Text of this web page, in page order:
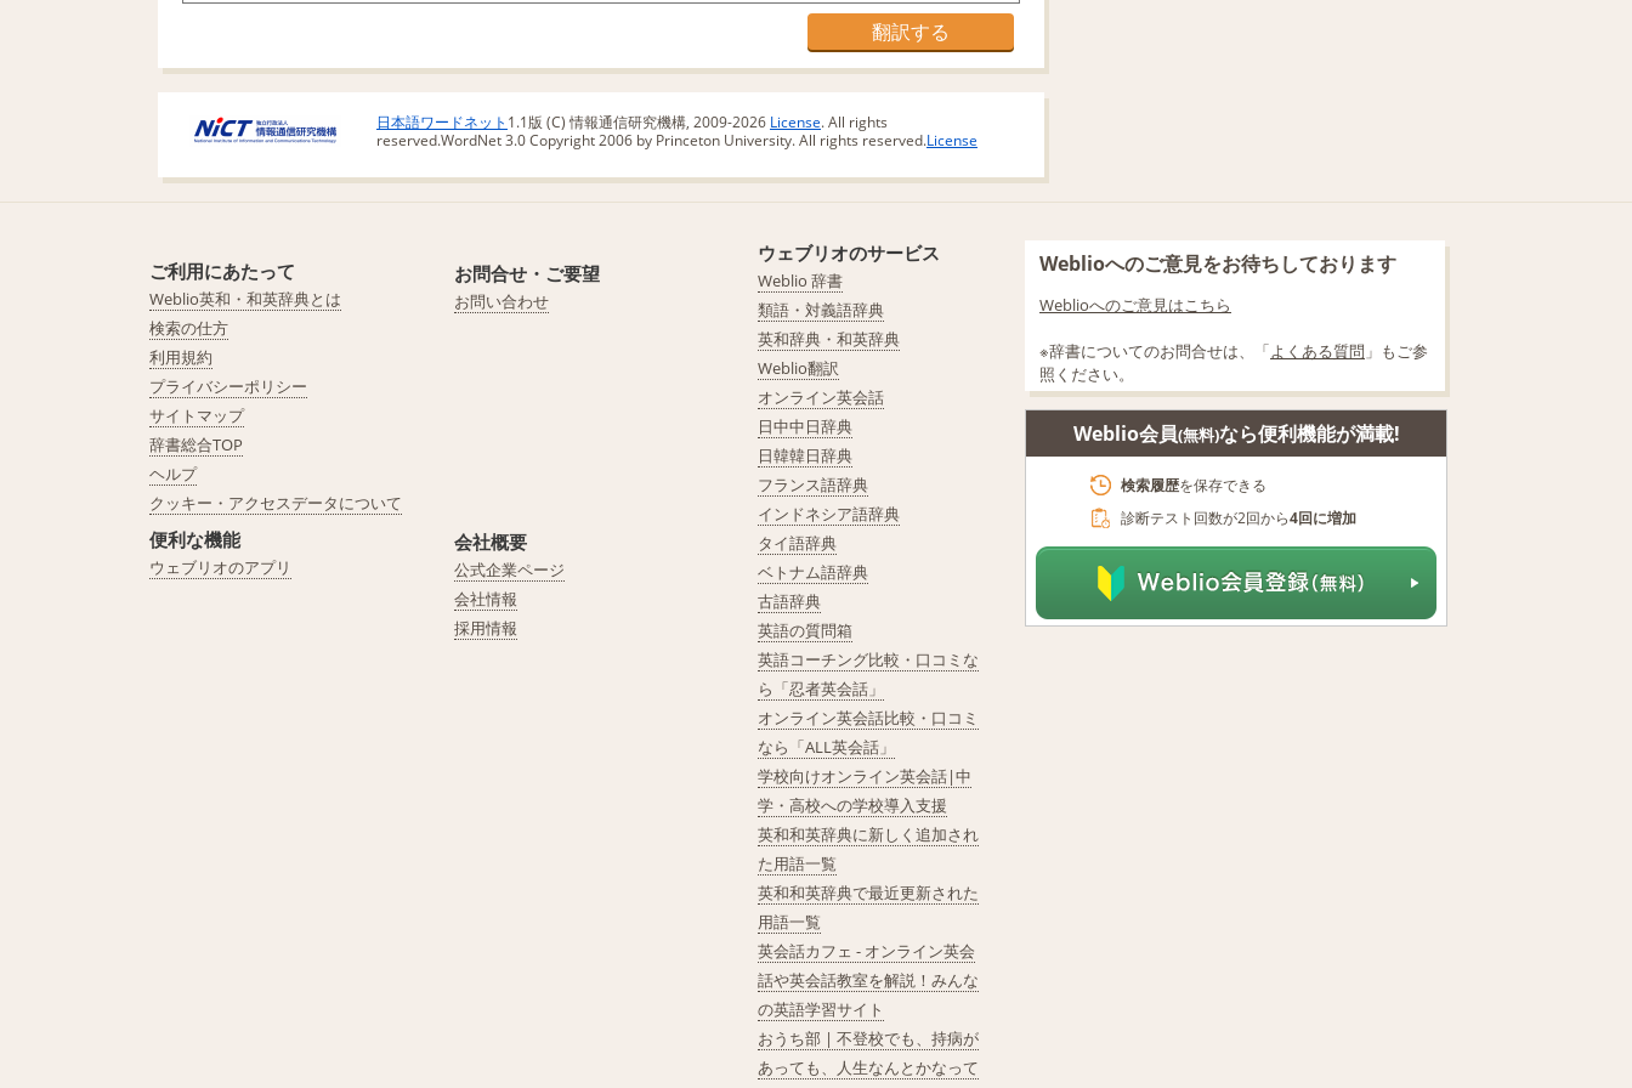
日本語ワードネット 1.1版 (C) 情報通信研究機構, 2009-2026 License. All rights
reserved.WordNet 3.0 Copyright 2006 by Princeton University. All rights reserved.License
ご利用にあたって
Weblio英和・和英辞典とは
検索の仕方
利用規約
プライバシーポリシー
サイトマップ
辞書総合TOP
ヘルプ
クッキー・アクセスデータについて
便利な機能
ウェブリオのアプリ
お問合せ・ご要望
お問い合わせ
会社概要
公式企業ページ
会社情報
採用情報
ウェブリオのサービス
Weblio 辞書
類語・対義語辞典
英和辞典・和英辞典
Weblio翻訳
オンライン英会話
日中中日辞典
日韓韓日辞典
フランス語辞典
インドネシア語辞典
タイ語辞典
ベトナム語辞典
古語辞典
英語の質問箱
英語コーチング比較・口コミな
ら「忍者英会話」
オンライン英会話比較・口コミ
なら「ALL英会話」
学校向けオンライン英会話|中
学・高校への学校導入支援
英和和英辞典に新しく追加され
た用語一覧
英和和英辞典で最近更新された
用語一覧
英会話カフェ - オンライン英会
話や英会話教室を解説！みんな
の英語学習サイト
おうち部 | 不登校でも、持病が
あっても、人生なんとかなって
Weblioへのご意見をお待ちしております
Weblioへのご意見はこちら
※辞書についてのお問合せは、「よくある質問 」もご参
照ください。
Weblio会員(無料)なら便利機能が満載!
検索履歴を保存できる
診断テスト回数が2回から4回に増加